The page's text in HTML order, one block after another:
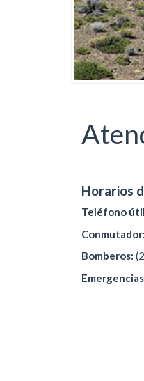
Horarios
Teléfono
Conmutador:
Bomberos: